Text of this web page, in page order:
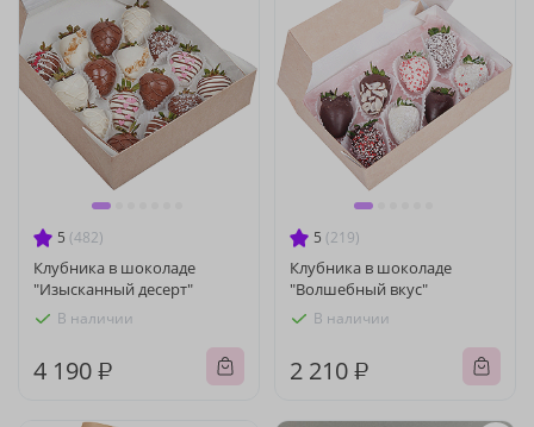
5 (482)
Клубника в шоколаде
"Изысканный десерт"
В наличии
4 190 ₽
5 (219)
Клубника в шоколаде
"Волшебный вкус"
В наличии
2 210 ₽